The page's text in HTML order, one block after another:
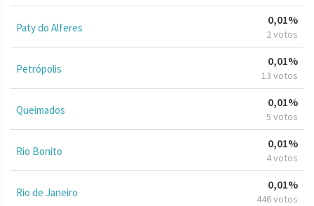
Paty do Alferes
0,01%
2 votos
Petrópolis
0,01%
13 votos
Queimados
0,01%
5 votos
Rio Bonito
0,01%
4 votos
Rio de Janeiro
0,01%
446 votos